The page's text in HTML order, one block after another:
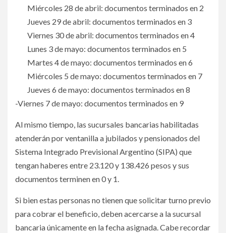
Miércoles 28 de abril: documentos terminados en 2
Jueves 29 de abril: documentos terminados en 3
Viernes 30 de abril: documentos terminados en 4
Lunes 3 de mayo: documentos terminados en 5
Martes 4 de mayo: documentos terminados en 6
Miércoles 5 de mayo: documentos terminados en 7
Jueves 6 de mayo: documentos terminados en 8
-Viernes 7 de mayo: documentos terminados en 9
Al mismo tiempo, las sucursales bancarias habilitadas
atenderán por ventanilla a jubilados y pensionados del
Sistema Integrado Previsional Argentino (SIPA) que
tengan haberes entre 23.120 y 138.426 pesos y sus
documentos terminen en 0 y 1.
Si bien estas personas no tienen que solicitar turno previo
para cobrar el beneficio, deben acercarse a la sucursal
bancaria únicamente en la fecha asignada. Cabe recordar